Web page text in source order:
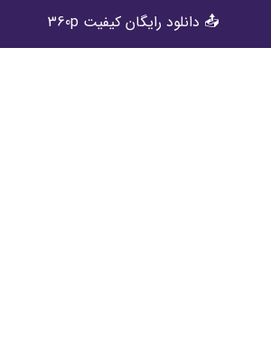
📤 دانلود رایگان کیفیت 360p